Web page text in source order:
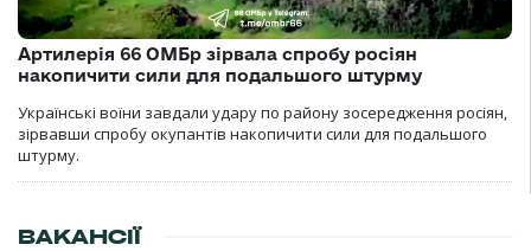
Артилерія 66 ОМБр зірвала спробу росіян
накопичити сили для подальшого штурму
Українські воїни завдали удару по району зосередження росіян,
зірвавши спробу окупантів накопичити сили для подальшого
штурму.
ВАКАНСІЇ